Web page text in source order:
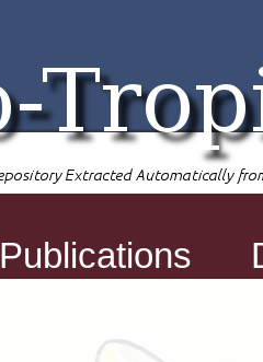
Publications